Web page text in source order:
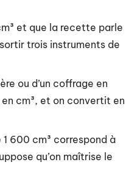
et que la recette parle
trois instruments de
ou d’un coffrage en
cm³, et on convertit en
1 600 cm³ correspond à
qu’on maîtrise le